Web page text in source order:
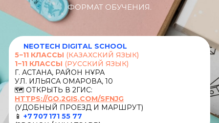
ФОРМАТ ОБУЧЕНИЯ.
NEOTECH DIGITAL SCHOOL
5−11 КЛАССЫ (КАЗАХСКИЙ ЯЗЫК)
1−11 КЛАССЫ (РУССКИЙ ЯЗЫК)
Г. АСТАНА, РАЙОН НҰРА
УЛ. ИЛЬЯСА ОМАРОВА, 10
🗺️ ОТКРЫТЬ В 2ГИС:
HTTPS://GO.2GIS.COM/SFNJG
(УДОБНЫЙ ПРОЕЗД И МАРШРУТ)
📱 +7 707 171 55 77